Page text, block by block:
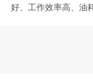
好、工作效率高、油